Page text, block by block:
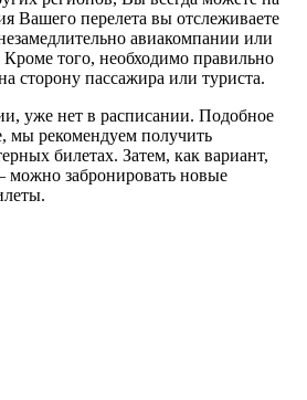
Вашего перелета вы отслеживаете
авиакомпании или
того, необходимо правильно
сторону пассажира или туриста.
уже нет в расписании. Подобное
мы рекомендуем получить
билетах. Затем, как вариант,
можно забронировать новые